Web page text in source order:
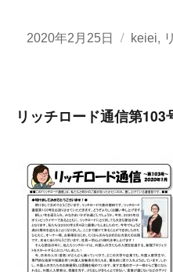
投
2020年2月25日
カ
ー
keiei,
リッチロード通信第103